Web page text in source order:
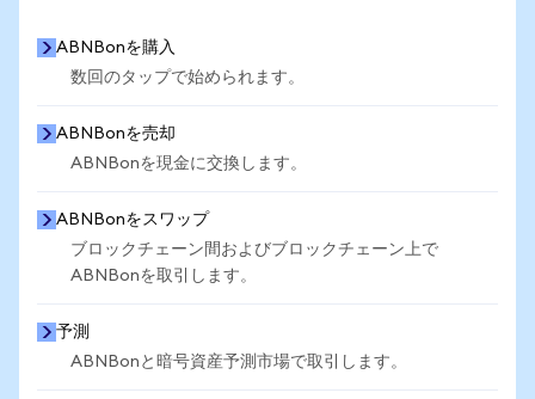
ABNBonを購入
数回のタップで始められます。
ABNBonを売却
ABNBonを現金に交換します。
ABNBonをスワップ
ブロックチェーン間およびブロックチェーン上で
ABNBonを取引します。
予測
ABNBonと暗号資産予測市場で取引します。